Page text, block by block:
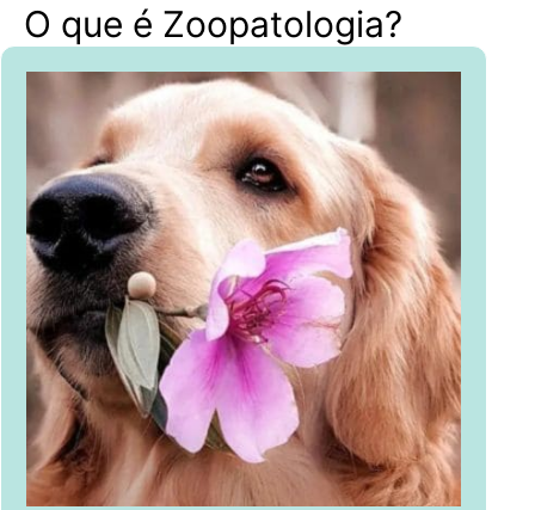
O que é Zoopatologia?